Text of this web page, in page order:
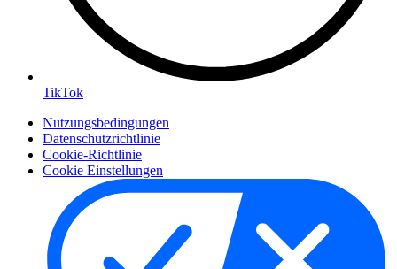
TikTok
Nutzungsbedingungen
Datenschutzrichtlinie
Cookie-Richtlinie
Cookie Einstellungen